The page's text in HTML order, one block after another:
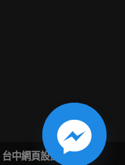
台中網頁設計